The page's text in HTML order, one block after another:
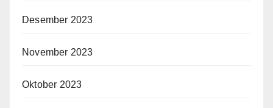
Desember 2023
November 2023
Oktober 2023